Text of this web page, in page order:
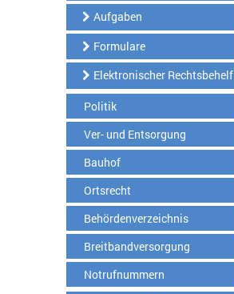
Aufgaben
Formulare
Elektronischer Rechtsbehelf
Politik
Ver- und Entsorgung
Bauhof
Ortsrecht
Behördenverzeichnis
Breitbandversorgung
Notrufnummern